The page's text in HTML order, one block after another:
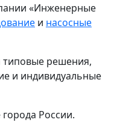
«Инженерные
и насосные
типовые решения,
и индивидуальные
России.